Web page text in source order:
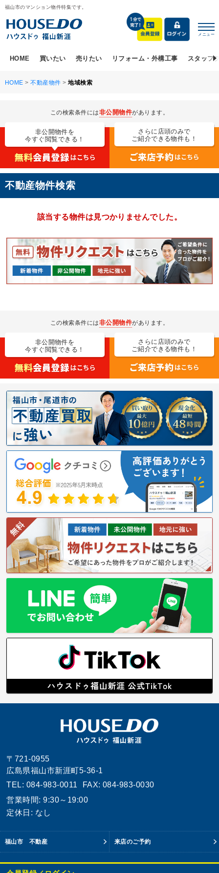
福山市のマンション物件特集です。
メニュー
HOME 買いたい 売りたい リフォーム・外構工事 スタッフ
HOME >不動産物件 >地域検索
この検索条件には非公開物件があります。
非公開物件を
今すぐ閲覧できる！
さらに店頭のみで
ご紹介できる物件も！
不動産物件検索
該当する物件は見つかりませんでした。
この検索条件には非公開物件があります。
非公開物件を
今すぐ閲覧できる！
さらに店頭のみで
ご紹介できる物件も！
〒721-0955
広島県福山市新涯町5-36-1
TEL: 084-983-0011
FAX: 084-983-0030
営業時間: 9:30～19:00
定休日: なし
福山市 不動産 来店のご予約